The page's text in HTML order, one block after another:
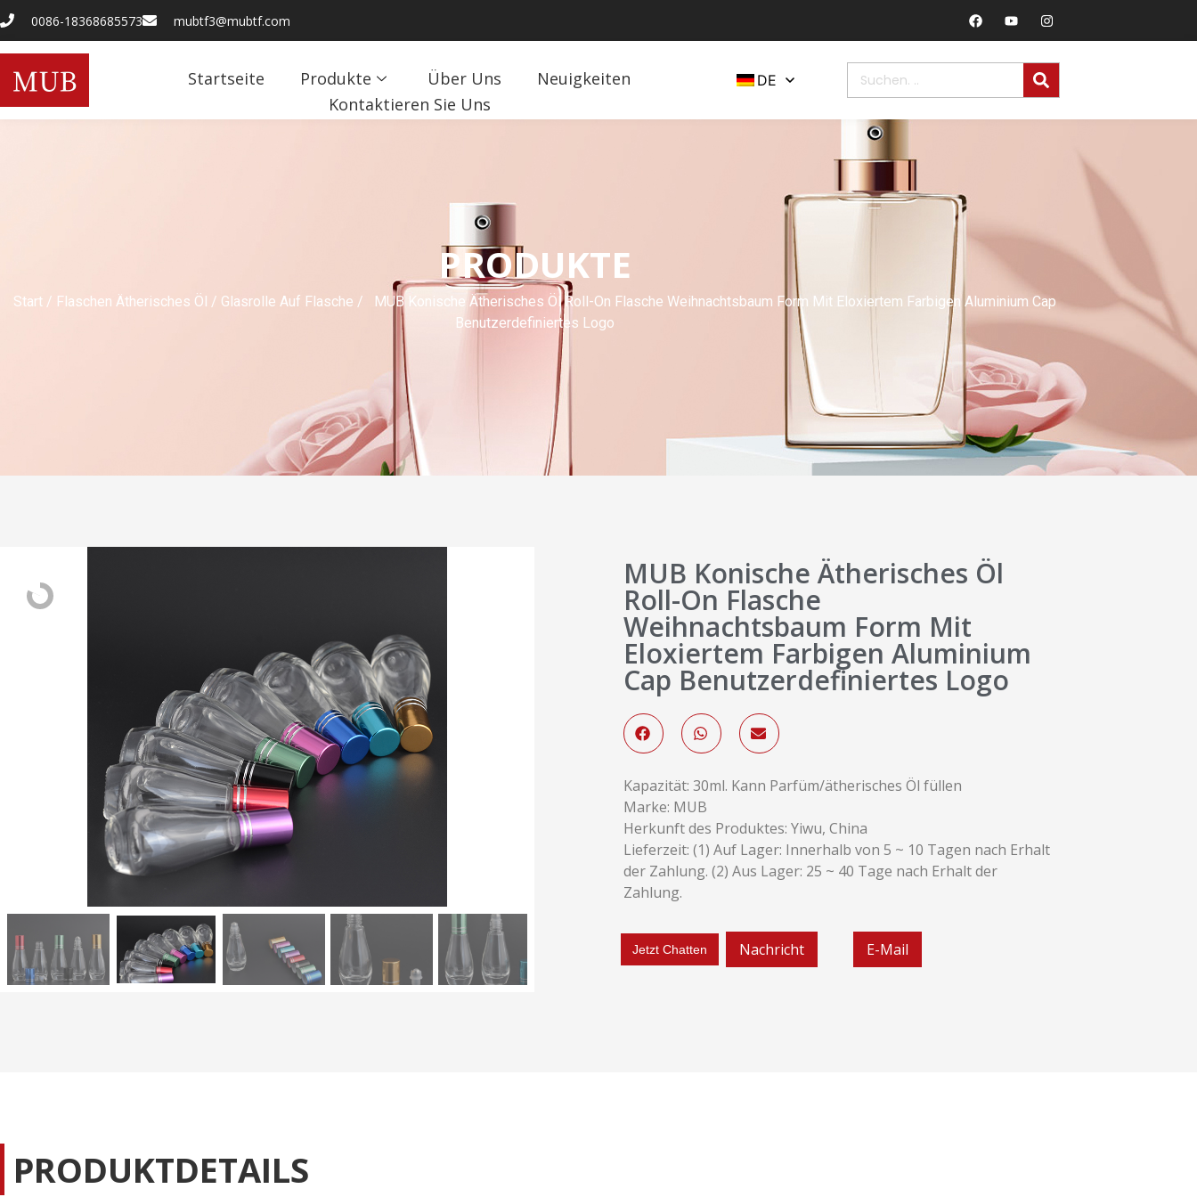
0086-18368685573 mubtf3@mubtf.com
Startseite Produkte Über Uns
Neuigkeiten
Kontaktieren Sie Uns
DE
PRODUKTE
Start/ Flaschen Ätherisches Öl / Glasrolle Auf Flasche / MUB Konische Ätherisches Öl Roll-On Flasche Weihnachtsbaum Form Mit Eloxiertem Farbigen Aluminium Cap
Benutzerdefiniertes Logo
MUB Konische Ätherisches Öl
Roll-On Flasche
Weihnachtsbaum Form Mit
Eloxiertem Farbigen Aluminium
Cap Benutzerdefiniertes Logo
Kapazität: 30ml. Kann Parfüm/ätherisches Öl füllen
Marke: MUB
Herkunft des Produktes: Yiwu, China
Lieferzeit: (1) Auf Lager: Innerhalb von 5 ~ 10 Tagen nach Erhalt
der Zahlung. (2) Aus Lager: 25 ~ 40 Tage nach Erhalt der
Zahlung.
Jetzt Chatten Nachricht E-Mail
PRODUKTDETAILS